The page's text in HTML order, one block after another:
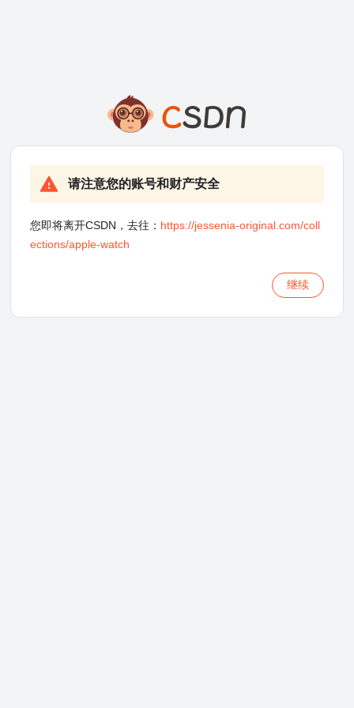
请注意您的账号和财产安全
您即将离开CSDN，去往： https://jessenia-original.com/coll
ections/apple-watch
继续